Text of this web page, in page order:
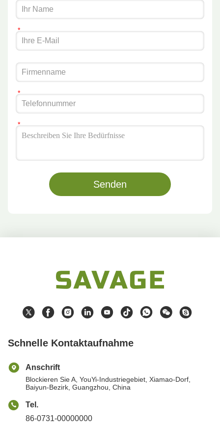
Senden
Schnelle Kontaktaufnahme
Anschrift
Blockieren Sie A, YouYi-Industriegebiet, Xiamao-Dorf,
Baiyun-Bezirk, Guangzhou, China
Tel.
86-0731-00000000